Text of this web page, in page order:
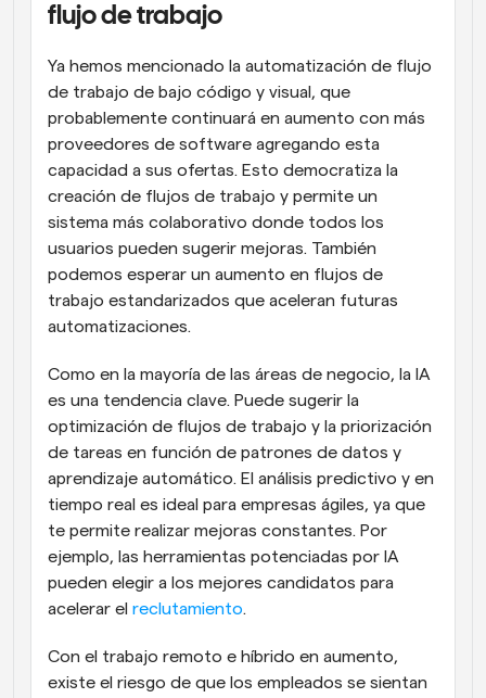
flujo de trabajo
Ya hemos mencionado la automatización de flujo
de trabajo de bajo código y visual, que
probablemente continuará en aumento con más
proveedores de software agregando esta
capacidad a sus ofertas. Esto democratiza la
creación de flujos de trabajo y permite un
sistema más colaborativo donde todos los
usuarios pueden sugerir mejoras. También
podemos esperar un aumento en flujos de
trabajo estandarizados que aceleran futuras
automatizaciones.
Como en la mayoría de las áreas de negocio, la IA
es una tendencia clave. Puede sugerir la
optimización de flujos de trabajo y la priorización
de tareas en función de patrones de datos y
aprendizaje automático. El análisis predictivo y en
tiempo real es ideal para empresas ágiles, ya que
te permite realizar mejoras constantes. Por
ejemplo, las herramientas potenciadas por IA
pueden elegir a los mejores candidatos para
acelerar el reclutamiento.
Con el trabajo remoto e híbrido en aumento,
existe el riesgo de que los empleados se sientan